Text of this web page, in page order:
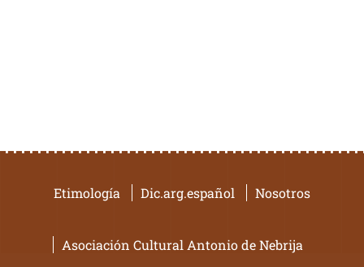
Etimología Dic.arg.español Nosotros
Asociación Cultural Antonio de Nebrija